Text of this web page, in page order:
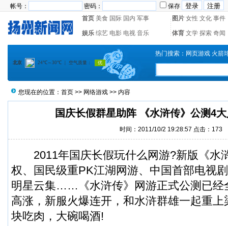
帐号： 密码：
保存
首页 美食 国际 国内 军事 图片 女性 文化 事件
娱乐 综艺 电影 电视 音乐 体育 文学 探索 奇闻
热门搜索： 网页游戏 火箭
您现在的位置： 首页 >> 网络游戏 >> 内容
国庆长假群星助阵 《水浒传》公测4
时间：2011/10/2 19:28:57 点击： 173
2011年国庆长假玩什么网游?新版《水
权、国民级重PK江湖网游、中国首部电视
明星云集……《水浒传》网游正式公测已经
高涨，新服火爆连开，和水浒群雄一起重
块吃肉，大碗喝酒!